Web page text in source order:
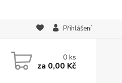
Přihlášení
0ks
za 0,00 Kč